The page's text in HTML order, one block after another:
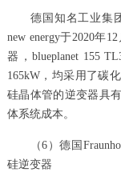
德国知名工业集团
new energy于2020年
器，blueplanet 155
165kW，均采用了碳
硅晶体管的逆变器具
体系统成本。
（6）德国
硅逆变器